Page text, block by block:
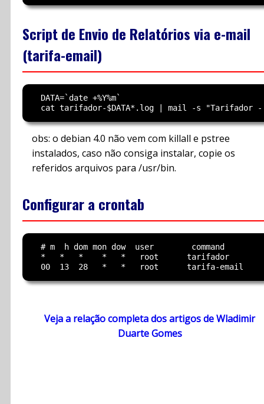
Script de Envio de Relatórios via e-mail
(tarifa-email)
  DATA=`date +%Y%m`
obs: o debian 4.0 não vem com killall e pstree
instalados, caso não consiga instalar, copie os
referidos arquivos para /usr/bin.
Configurar a crontab
  # m  h dom mon dow  user        command
  *   *   *    *   *   root      tarifador
Veja a relação completa dos artigos de Wladimir
Duarte Gomes